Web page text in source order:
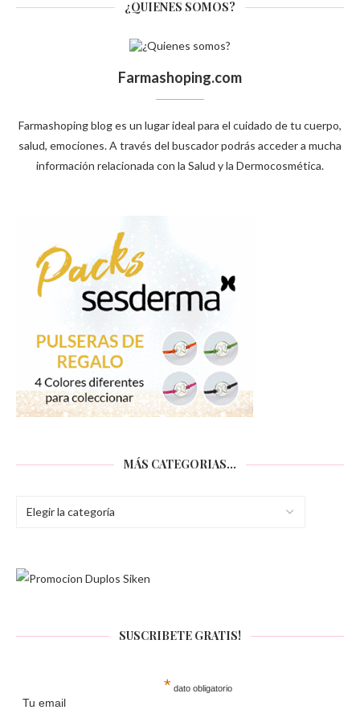
¿QUIENES SOMOS?
Farmashoping.com
Farmashoping blog es un lugar ideal para el cuidado de tu cuerpo,
salud, emociones. A través del buscador podrás acceder a mucha
información relacionada con la Salud y la Dermocosmética.
MÁS CATEGORIAS…
SUSCRIBETE GRATIS!
* dato obligatorio
Tu email